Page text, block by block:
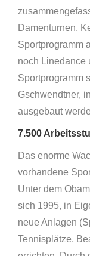
Damenturnen,
Sportprogramm
noch Linedance
Sportprogramm
Gschwendtner,
ausgebaut
7.500
Das enorme
vorhandene
Unter dem
sich 1995, in
neue Anlagen
Tennisplätze,